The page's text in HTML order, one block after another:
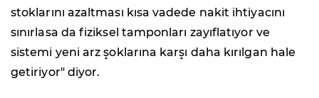
stoklarını azaltması kısa vadede nakit ihtiyacını
sınırlasa da fiziksel tamponları zayıflatıyor ve
sistemi yeni arz şoklarına karşı daha kırılgan hale
getiriyor" diyor.